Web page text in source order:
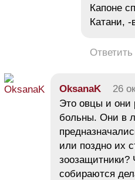
Капоне
Катани, -
Ответить
OksanaK 26
Это овцы и они
больны. Они в
или поздно их
собираются